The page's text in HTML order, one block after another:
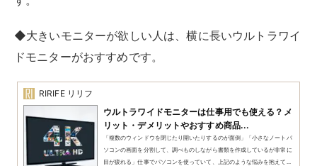
◆大きいモニターが欲しい人は、横に長いウルトラワイ
ドモニターがおすすめです。
RIRIFE リリフ
ウルトラワイドモニターは仕事用でも使える？メ
リット・デメリットやおすすめ商品...
「複数のウィンドウを閉じたり開いたりするのが面倒」「小さなノートパ
ソコンの画面を分割して、調べものしながら書類を作成しているが非常に
目が疲れる」仕事でパソコンを使っていて、上記のような悩みを抱えて...